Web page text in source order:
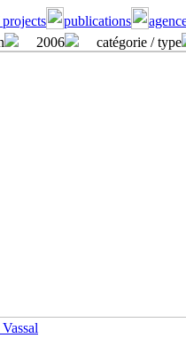
publications
2006 catégorie / type